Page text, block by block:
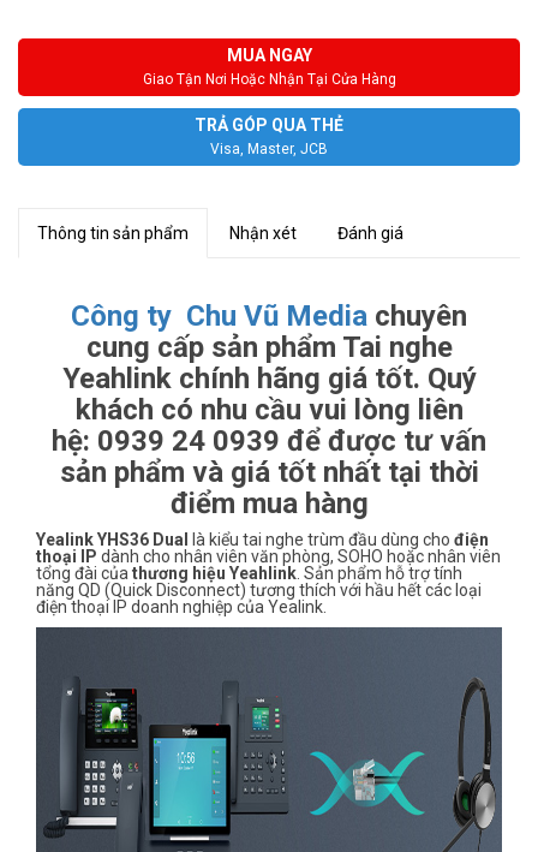
MUA NGAY
Giao Tận Nơi Hoặc Nhận Tại Cửa Hàng
TRẢ GÓP QUA THẺ
Visa, Master, JCB
Thông tin sản phẩm Nhận xét Đánh giá
Công ty Chu Vũ Media chuyên
cung cấp sản phẩm Tai nghe
Yeahlink chính hãng giá tốt. Quý
khách có nhu cầu vui lòng liên
hệ: 0939 24 0939 để được tư vấn
sản phẩm và giá tốt nhất tại thời
điểm mua hàng
Yealink YHS36 Dual là kiểu tai nghe trùm đầu dùng cho điện
thoại IP dành cho nhân viên văn phòng, SOHO hoặc nhân viên
tổng đài của thương hiệu Yeahlink . Sản phẩm hỗ trợ tính
năng QD (Quick Disconnect) tương thích với hầu hết các loại
điện thoại IP doanh nghiệp của Yealink.